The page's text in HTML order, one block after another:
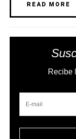
READ MORE
Recibe